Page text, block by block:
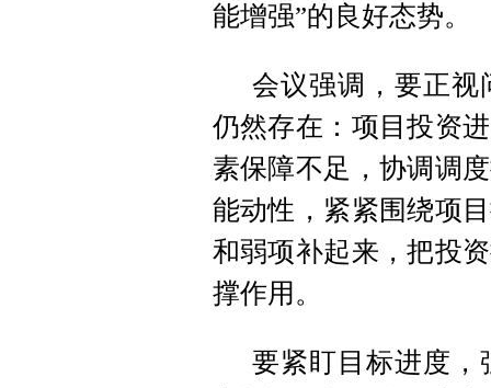
能增强”的良好态势。
会议强调，要正视
仍然存在：项目投资
素保障不足，协调调
能动性，紧紧围绕项
和弱项补起来，把投
撑作用。
要紧盯目标进度，